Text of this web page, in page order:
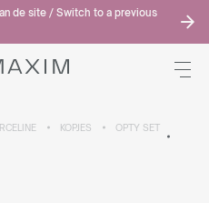
de site / Switch to a previous
KOPJES
OPTY SET